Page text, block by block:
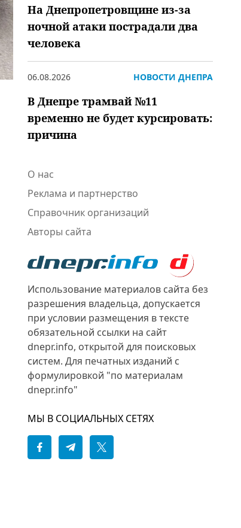
На Днепропетровщине из-за
ночной атаки пострадали два
человека
06.08.2026 НОВОСТИ ДНЕПРА
В Днепре трамвай №11
временно не будет курсировать:
причина
О нас
Реклама и партнерство
Справочник организаций
Авторы сайта
Использование материалов сайта без
разрешения владельца, допускается
при условии размещения в тексте
обязательной ссылки на сайт
dnepr.info, открытой для поисковых
систем. Для печатных изданий с
формулировкой "по материалам
dnepr.info"
МЫ В СОЦИАЛЬНЫХ СЕТЯХ